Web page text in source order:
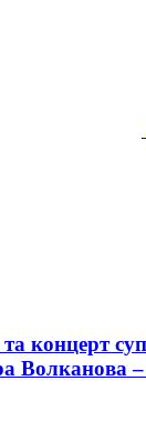
концерт
Волканова –